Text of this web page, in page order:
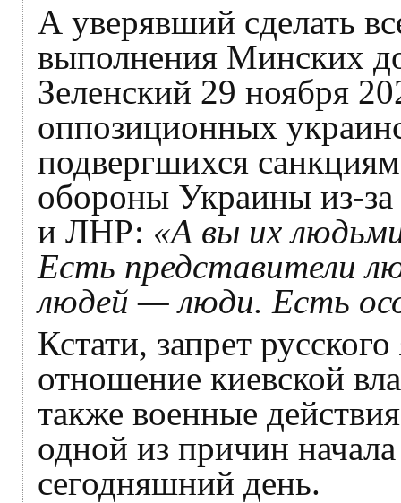
А уверявший сделать
выполнения Минских
Зеленский 29 ноября
оппозиционных
подвергшихся
обороны Украины из-
и ЛНР: «А вы их
Есть представители
людей — люди. Есть
Кстати, запрет
отношение киевской
также военные
одной из причин
сегодняшний день.